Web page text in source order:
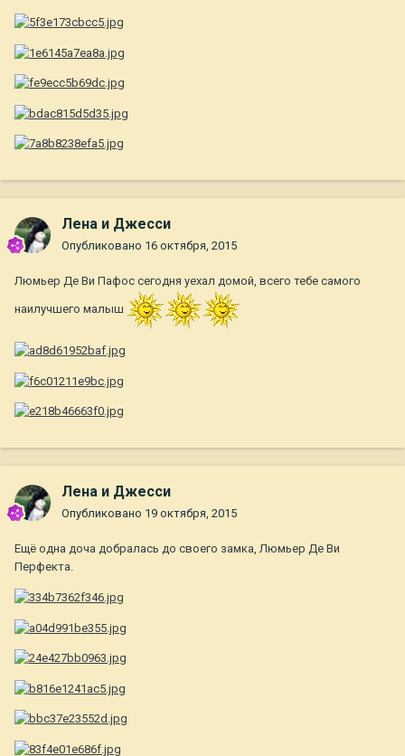
Лена и Джесси
Опубликовано 16 октября, 2015
Люмьер Де Ви Пафос сегодня уехал домой, всего тебе самого
наилучшего малыш
Лена и Джесси
Опубликовано 19 октября, 2015
Ещё одна доча добралась до своего замка, Люмьер Де Ви
Перфекта.